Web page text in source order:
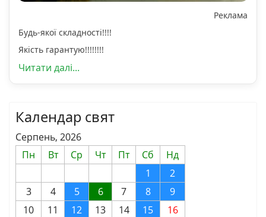
Реклама
Будь-якої складності!!!!
Якість гарантую!!!!!!!!
Читати далі...
Календар свят
Серпень, 2026
Пн
Вт Ср Чт Пт Сб
Нд
1
2
3
4 5 6 7 8
9
10
11 12 13 14 15
16